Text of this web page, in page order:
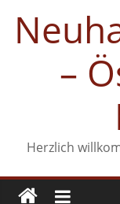
Inhalt
springen –
Herzlich